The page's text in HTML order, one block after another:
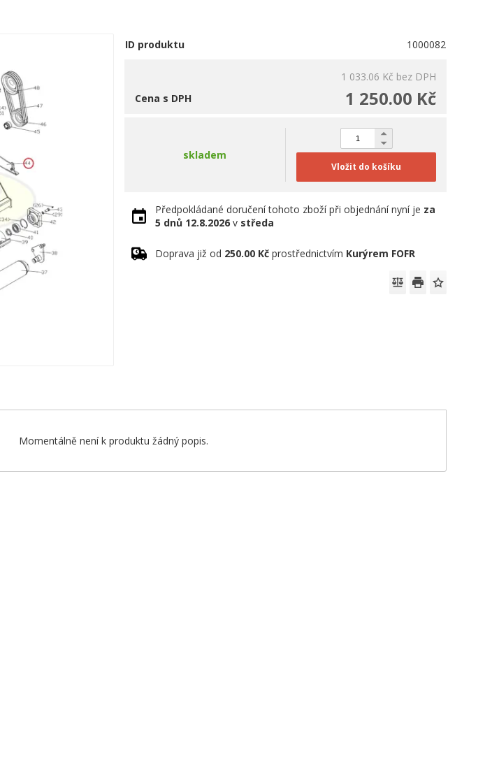
ID produktu 1000082
1 033.06 Kč bez DPH
1 250.00 Kč
Cena s DPH
skladem
Vložit do košíku
Předpokládané doručení tohoto zboží při objednání nyní je za
5 dnů 12.8.2026v středa
Doprava již od 250.00 Kčprostřednictvím Kurýrem FOFR
Momentálně není k produktu žádný popis.